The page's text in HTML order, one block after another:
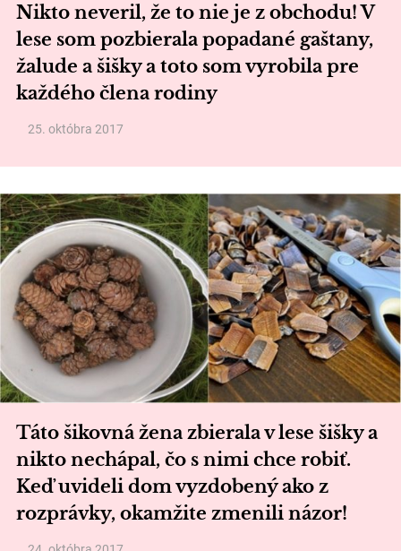
Nikto neveril, že to nie je z obchodu! V
lese som pozbierala popadané gaštany,
žalude a šišky a toto som vyrobila pre
každého člena rodiny
25. októbra 2017
Táto šikovná žena zbierala v lese šišky a
nikto nechápal, čo s nimi chce robiť.
Keď uvideli dom vyzdobený ako z
rozprávky, okamžite zmenili názor!